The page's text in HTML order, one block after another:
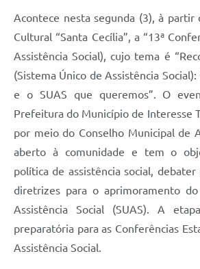
Acontece nesta segunda (3), à partir
Cultural “Santa Cecília”, a “13ª
Assistência Social), cujo tema é
(Sistema Único de Assistência
e o SUAS que queremos”. O
Prefeitura do Município de Interesse
por meio do Conselho Municipal de
aberto à comunidade e tem o
política de assistência social,
diretrizes para o aprimoramento
Assistência Social (SUAS). A
preparatória para as Conferências
Assistência Social.